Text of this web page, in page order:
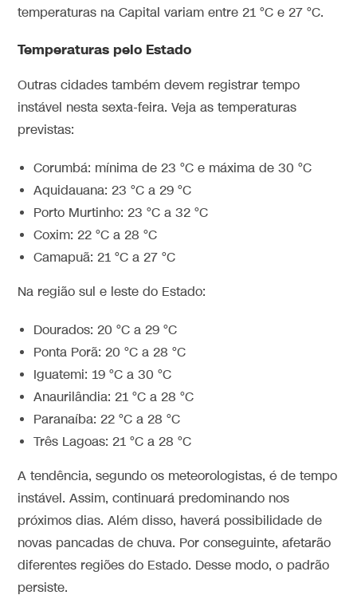
temperaturas na Capital variam entre 21 °C e 27 °C.
Temperaturas pelo Estado
Outras cidades também devem registrar tempo
instável nesta sexta-feira. Veja as temperaturas
previstas:
Corumbá: mínima de 23 °C e máxima de 30 °C
Aquidauana: 23 °C a 29 °C
Porto Murtinho: 23 °C a 32 °C
Coxim: 22 °C a 28 °C
Camapuã: 21 °C a 27 °C
Na região sul e leste do Estado:
Dourados: 20 °C a 29 °C
Ponta Porã: 20 °C a 28 °C
Iguatemi: 19 °C a 30 °C
Anaurilândia: 21 °C a 28 °C
Paranaíba: 22 °C a 28 °C
Três Lagoas: 21 °C a 28 °C
A tendência, segundo os meteorologistas, é de tempo
instável. Assim, continuará predominando nos
próximos dias. Além disso, haverá possibilidade de
novas pancadas de chuva. Por conseguinte, afetarão
diferentes regiões do Estado. Desse modo, o padrão
persiste.